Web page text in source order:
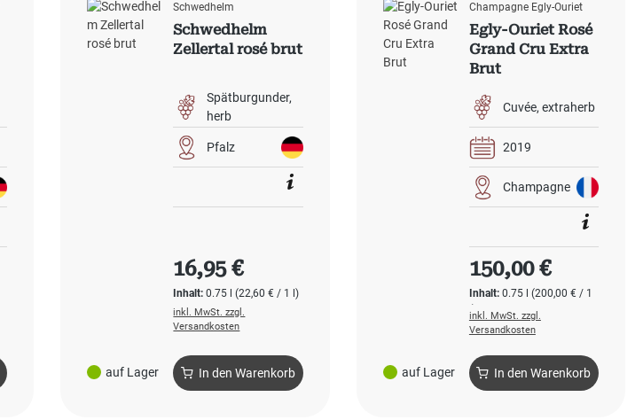
auf Lager
Schwedhelm
Schwedhelm
Zellertal rosé brut
Spätburgunder
herb
Pfalz
Inhalt:0.75 l(22,60 € / 1 l)
Regulärer Preis:
16,95 €
inkl. MwSt. zzgl.
Versandkosten
In den Warenkorb auf Lager
Champagne Egly-Ouriet
Egly-Ouriet Rosé
Grand Cru Extra
Brut
Cuvée extraherb
2019
Champagne
Inhalt: 0.75 l (200,00 € / 1
l)
Regulärer Preis:
150,00 €
inkl. MwSt. zzgl.
Versandkosten
In den Warenkorb